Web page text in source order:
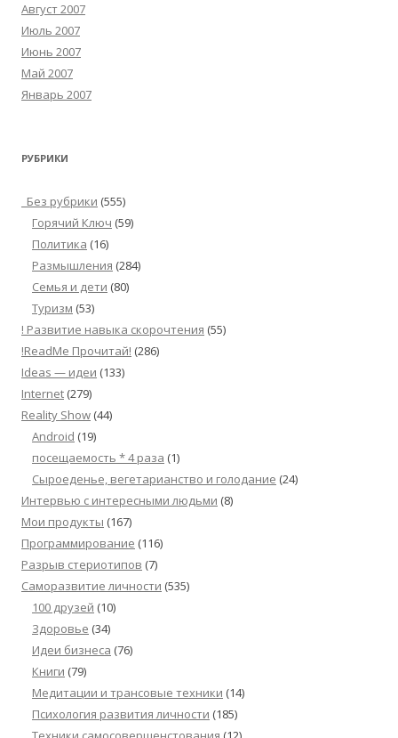
Август 2007
Июль 2007
Июнь 2007
Май 2007
Январь 2007
РУБРИКИ
_Без рубрики (555)
Горячий Ключ (59)
Политика (16)
Размышления (284)
Семья и дети (80)
Туризм (53)
! Развитие навыка скорочтения (55)
!ReadMe Прочитай! (286)
Ideas — идеи (133)
Internet (279)
Reality Show (44)
Android (19)
посещаемость * 4 раза (1)
Сыроеденье, вегетарианство и голодание (24)
Интервью с интересными людьми (8)
Мои продукты (167)
Программирование (116)
Разрыв стериотипов (7)
Саморазвитие личности (535)
100 друзей (10)
Здоровье (34)
Идеи бизнеса (76)
Книги (79)
Медитации и трансовые техники (14)
Психология развития личности (185)